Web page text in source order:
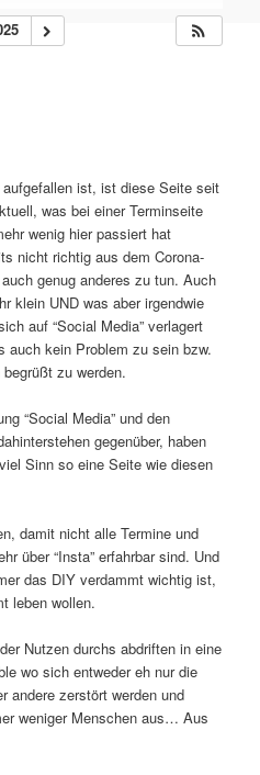
ist, ist diese Seite seit
was bei einer Terminseite
wenig hier passiert hat
nicht richtig aus dem Corona-
genug anderes zu tun. Auch
klein UND was aber irgendwie
auf “Social Media” verlagert
auch kein Problem zu sein bzw.
zu werden.
“Social Media” und den
gegenüber, haben
Sinn so eine Seite wie diesen
damit nicht alle Termine und
über “Insta” erfahrbar sind. Und
das DIY verdammt wichtig ist,
leben wollen.
Nutzen durchs abdriften in eine
wo sich entweder eh nur die
andere zerstört werden und
weniger Menschen aus… Aus